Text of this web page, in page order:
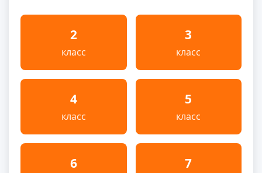
2
класс
3
класс
4
класс
5
класс
6 7